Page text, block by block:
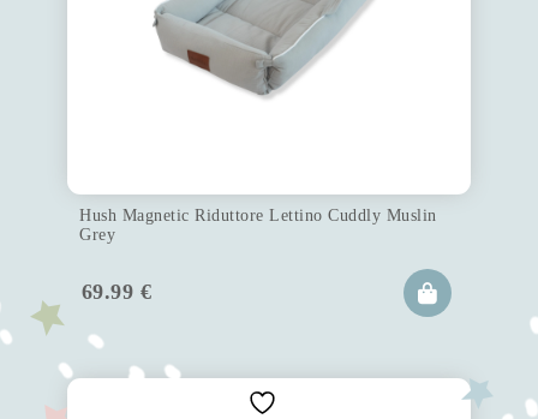
Hush Magnetic Riduttore Lettino Cuddly Muslin
Grey
69.99 €